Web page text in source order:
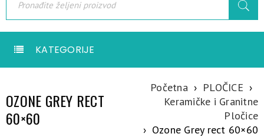
KATEGORIJE
OZONE GREY RECT
60×60
Početna › PLOČICE ›
Keramičke i Granitne
Pločice
› Ozone Grey rect 60×60